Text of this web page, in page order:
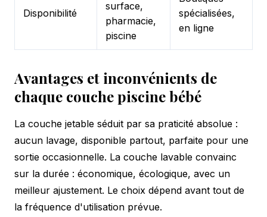
Disponibilité
surface,
pharmacie,
piscine
spécialisées,
en ligne
Avantages et inconvénients de
chaque couche piscine bébé
La couche jetable séduit par sa praticité absolue :
aucun lavage, disponible partout, parfaite pour une
sortie occasionnelle. La couche lavable convainc
sur la durée : économique, écologique, avec un
meilleur ajustement. Le choix dépend avant tout de
la fréquence d'utilisation prévue.